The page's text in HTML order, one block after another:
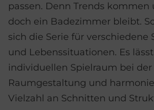
passen. Denn Trends kommen
doch ein Badezimmer bleibt.
sich die Serie für verschiedene
und Lebenssituationen. Es
individuellen Spielraum bei der
Raumgestaltung und
Vielzahl an Schnitten und